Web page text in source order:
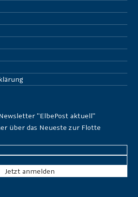
"ElbePost aktuell"
über das Neueste zur Flotte